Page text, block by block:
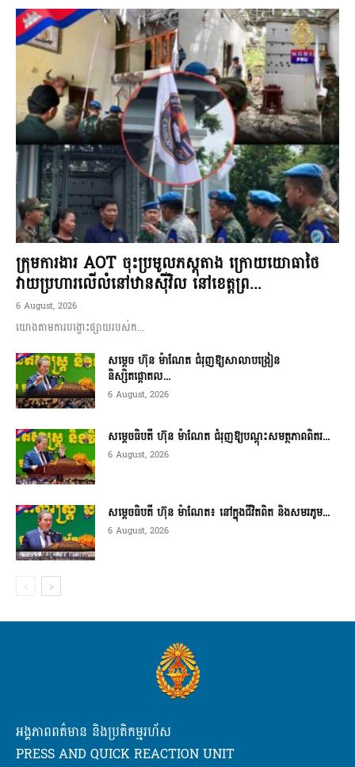
ក្រុមការងារ AOT ចុះប្រមូលភស្តុតាង ក្រោយយោធាថៃ
វាយប្រហារលើលំនៅឋានស៊ីវិល នៅខេត្តព្រ...
6 August, 2026
យោងតាមការបង្ហោះផ្សាយរបស់ក...
សម្តេច ហ៊ុន ម៉ាណែត ជំរុញឱ្យសាលាបង្រៀន
និស្សិតផ្តោតល...
6 August, 2026
សម្តេចធិបតី ហ៊ុន ម៉ាណែត ជំរុញឱ្យបណ្តុះសមត្ថភាពពិតរ...
6 August, 2026
សម្តេចធិបតី ហ៊ុន ម៉ាណែត៖ នៅក្នុងជីវិតពិត និងសមរភូម...
6 August, 2026
អង្គភាពពត៌មាន និងប្រតិកម្មរហ័ស
PRESS AND QUICK REACTION UNIT